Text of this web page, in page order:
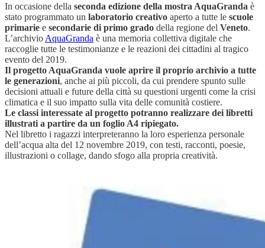
In occasione della seconda edizione della mostra AquaGranda è
stato programmato un laboratorio creativo aperto a tutte le scuole
primarie e secondarie di primo grado della regione del Veneto.
L’archivio AquaGranda è una memoria collettiva digitale che
raccoglie tutte le testimonianze e le reazioni dei cittadini al tragico
evento del 2019.
Il progetto AquaGranda vuole aprire il proprio archivio a tutte
le generazioni, anche ai più piccoli, da cui prendere spunto sulle
decisioni attuali e future della città su questioni urgenti come la crisi
climatica e il suo impatto sulla vita delle comunità costiere.
Le classi interessate al progetto potranno realizzare dei libretti
illustrati a partire da un foglio A4 ripiegato.
Nel libretto i ragazzi interpreteranno la loro esperienza personale
dell’acqua alta del 12 novembre 2019, con testi, racconti, poesie,
illustrazioni o collage, dando sfogo alla propria creatività.